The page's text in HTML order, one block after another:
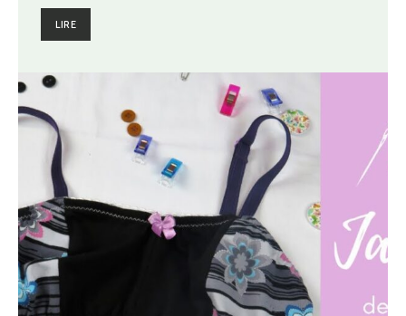
LIRE